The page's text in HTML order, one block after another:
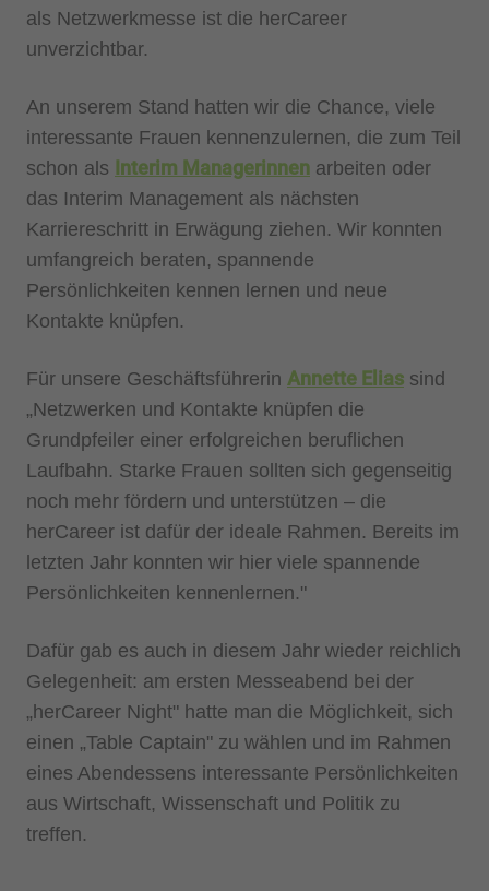
als Netzwerkmesse ist die herCareer
unverzichtbar.
An unserem Stand hatten wir die Chance, viele
interessante Frauen kennenzulernen, die zum Teil
schon als Interim Managerinnen arbeiten oder
das Interim Management als nächsten
Karriereschritt in Erwägung ziehen. Wir konnten
umfangreich beraten, spannende
Persönlichkeiten kennen lernen und neue
Kontakte knüpfen.
Für unsere Geschäftsführerin Annette Elias sind
„Netzwerken und Kontakte knüpfen die
Grundpfeiler einer erfolgreichen beruflichen
Laufbahn. Starke Frauen sollten sich gegenseitig
noch mehr fördern und unterstützen – die
herCareer ist dafür der ideale Rahmen. Bereits im
letzten Jahr konnten wir hier viele spannende
Persönlichkeiten kennenlernen."
Dafür gab es auch in diesem Jahr wieder reichlich
Gelegenheit: am ersten Messeabend bei der
„herCareer Night" hatte man die Möglichkeit, sich
einen „Table Captain" zu wählen und im Rahmen
eines Abendessens interessante Persönlichkeiten
aus Wirtschaft, Wissenschaft und Politik zu
treffen.